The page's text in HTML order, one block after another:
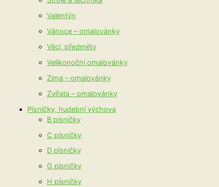
Valentýn
Vánoce – omalovánky
Věci, předměty
Velikonoční omalovánky
Zima – omalovánky
Zvířata – omalovánky
Písničky, hudební výchova
B písničky
C písničky
D písničky
G písničky
H písničky